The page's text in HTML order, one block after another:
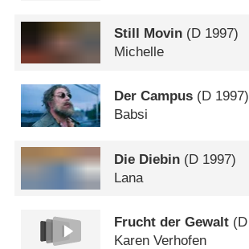
Still Movin (D 1997)
Michelle
Der Campus (D 1997)
Babsi
Die Diebin (D 1997)
Lana
Frucht der Gewalt (D
Karen Verhofen